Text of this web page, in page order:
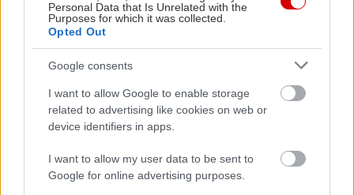
Personal Data that Is Unrelated with the
Purposes for which it was collected.
Opted Out
Google consents
I want to allow Google to enable storage
related to advertising like cookies on web or
device identifiers in apps.
I want to allow my user data to be sent to
Google for online advertising purposes.